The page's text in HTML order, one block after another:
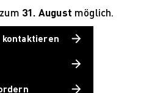
Digital and Technical
Digital and
Technical Futures
2019 Künstliche
Intelligenz
31. August möglich.
kontaktieren